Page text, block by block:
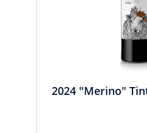
2024 "Merino"